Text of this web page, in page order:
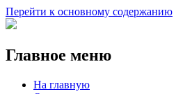
Перейти к основному содержанию
Главное меню
На главную